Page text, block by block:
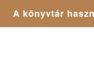
A könyvtár